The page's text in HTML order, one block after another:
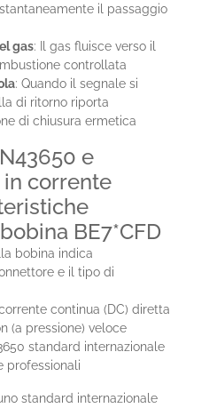
il passaggio
gas: Il gas fluisce verso il
controllata
: Quando il segnale si
di ritorno riporta
di chiusura ermetica
e
corrente
BE7*CFD
bobina indica
e il tipo di
continua (DC) diretta
(a pressione) veloce
standard internazionale
professionali
standard internazionale